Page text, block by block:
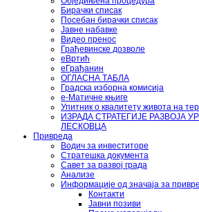
Бирачки списак
Посебан бирачки списак
Јавне набавке
Видео пренос
Грађевинске дозволе
еВртић
еГрађанин
ОГЛАСНА ТАБЛА
Градска изборна комисија
е-Матичне књиге
Упитник о квалитету живота на
ИЗРАДА СТРАТЕГИЈЕ РАЗВОЈА
ЛЕСКОВЦА
Привреда
Водич за инвеститоре
Стратешка документа
Савет за развој града
Анализе
Информације од значаја за
Контакти
Јавни позиви